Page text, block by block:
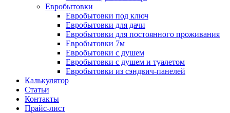
Евробытовки
Евробытовки под ключ
Евробытовки для дачи
Евробытовки для постоянного проживания
Евробытовки 7м
Евробытовки с душем
Евробытовки с душем и туалетом
Евробытовки из сэндвич-панелей
Калькулятор
Статьи
Контакты
Прайс-лист